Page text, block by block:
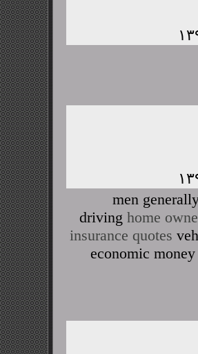
men
driving home
insurance quotes
economic